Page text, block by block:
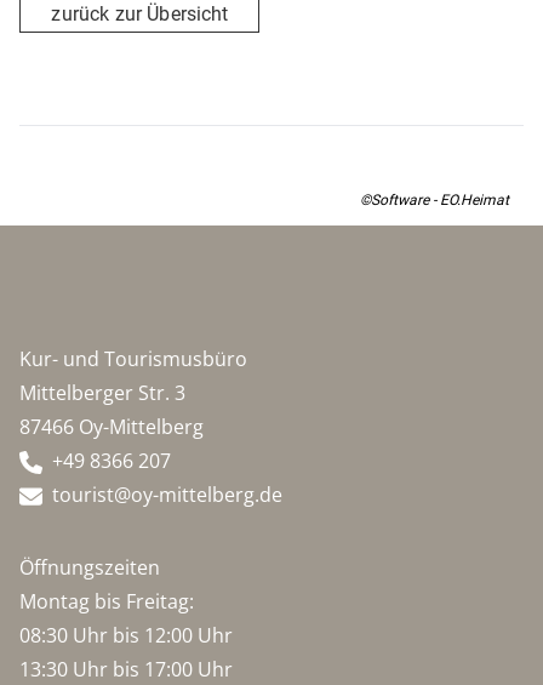
zurück zur Übersicht
©Software - EO.Heimat
Kur- und Tourismusbüro
Mittelberger Str. 3
87466 Oy-Mittelberg
+49 8366 207
tourist@oy-mittelberg.de
Öffnungszeiten
Montag bis Freitag:
08:30 Uhr bis 12:00 Uhr
13:30 Uhr bis 17:00 Uhr